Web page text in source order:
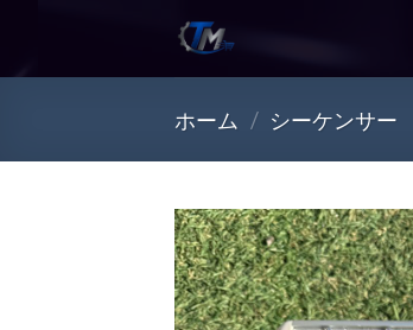
content
ホーム / シーケンサー